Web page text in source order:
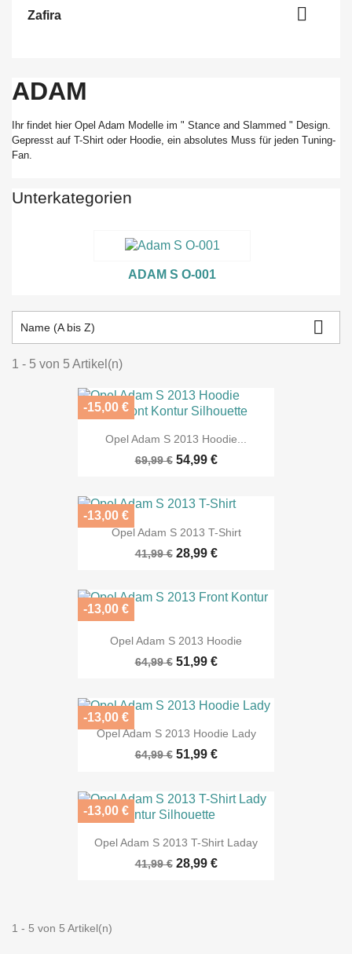
Zafira 
ADAM
Ihr findet hier Opel Adam Modelle im " Stance and Slammed " Design.
Gepresst auf T-Shirt oder Hoodie, ein absolutes Muss für jeden Tuning-
Fan.
Unterkategorien
ADAM S O-001
Name (A bis Z) 
1 - 5 von 5 Artikel(n)
Opel Adam S 2013 Hoodie...
69,99 € 54,99 €
-15,00 €
Opel Adam S 2013 T-Shirt
41,99 € 28,99 €
-13,00 €
Opel Adam S 2013 Hoodie
64,99 € 51,99 €
-13,00 €
Opel Adam S 2013 Hoodie Lady
64,99 € 51,99 €
-13,00 €
Opel Adam S 2013 T-Shirt Laday
41,99 € 28,99 €
-13,00 €
1 - 5 von 5 Artikel(n)